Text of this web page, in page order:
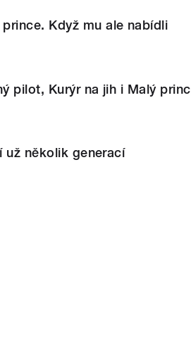
Když mu ale nabídli
pilot, Kurýr na jih i Malý princ
už několik generací